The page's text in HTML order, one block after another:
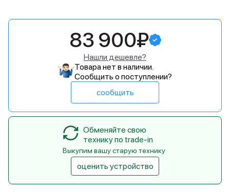
83 900₽
Нашли дешевле?
Товара нет в наличии.
Сообщить о поступлении?
сообщить
Обменяйте свою
технику по trade-in
Выкупим вашу старую технику
оценить устройство